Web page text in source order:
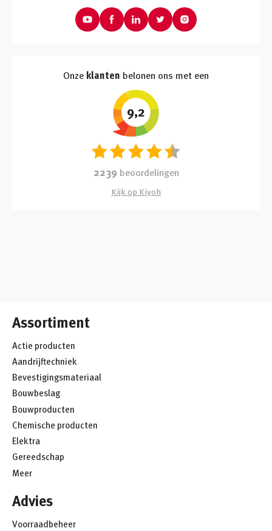
Onze klanten belonen ons met een
9,2
2239 beoordelingen
Kijk op Kiyoh
Assortiment
Actie producten
Aandrijftechniek
Bevestigingsmateriaal
Bouwbeslag
Bouwproducten
Chemische producten
Elektra
Gereedschap
Meer
Advies
Voorraadbeheer